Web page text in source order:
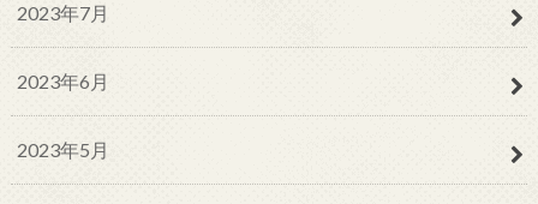
2023年7月
2023年6月
2023年5月